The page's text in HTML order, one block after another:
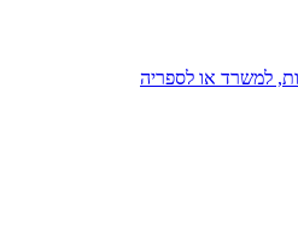
למשרד או לספריה